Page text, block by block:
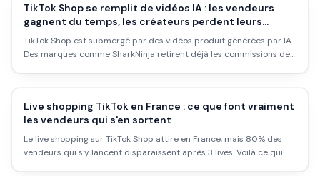
TikTok Shop se remplit de vidéos IA : les vendeurs
gagnent du temps, les créateurs perdent leurs
commissions
TikTok Shop est submergé par des vidéos produit générées par IA.
Des marques comme SharkNinja retirent déjà les commissions des
Live shopping TikTok en France : ce que font vraiment
les vendeurs qui s'en sortent
Le live shopping sur TikTok Shop attire en France, mais 80% des
vendeurs qui s'y lancent disparaissent après 3 lives. Voilà ce qui